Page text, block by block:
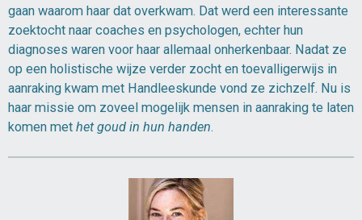
gaan waarom haar dat overkwam. Dat werd een interessante
zoektocht naar coaches en psychologen, echter hun
diagnoses waren voor haar allemaal onherkenbaar. Nadat ze
op een holistische wijze verder zocht en toevalligerwijs in
aanraking kwam met Handleeskunde vond ze zichzelf. Nu is
haar missie om zoveel mogelijk mensen in aanraking te laten
komen met het goud in hun handen.